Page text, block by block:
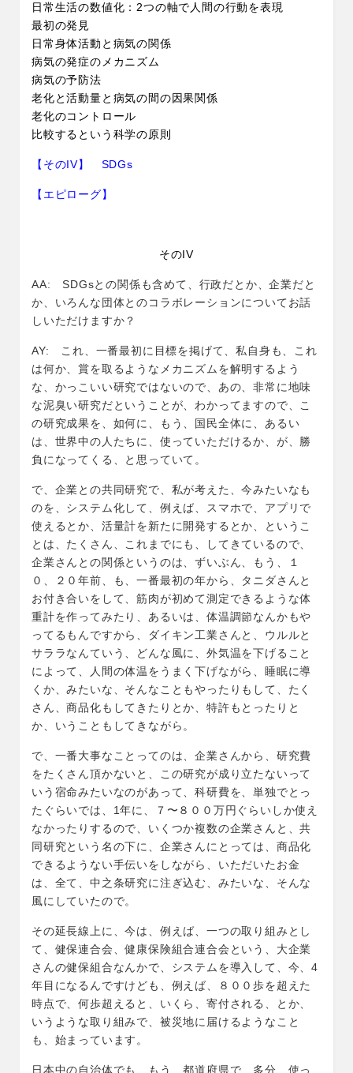
日常生活の数値化：2つの軸で人間の行動を表現
最初の発見
日常身体活動と病気の関係
病気の発症のメカニズム
病気の予防法
老化と活動量と病気の間の因果関係
老化のコントロール
比較するという科学の原則
【そのIV】 SDGs
【エピローグ】
そのIV
AA: SDGsとの関係も含めて、行政だとか、企業だと
か、いろんな団体とのコラボレーションについてお話
しいただけますか？
AY: これ、一番最初に目標を掲げて、私自身も、これ
は何か、賞を取るようなメカニズムを解明するよう
な、かっこいい研究ではないので、あの、非常に地味
な泥臭い研究だということが、わかってますので、こ
の研究成果を、如何に、もう、国民全体に、あるい
は、世界中の人たちに、使っていただけるか、が、勝
負になってくる、と思っていて。
で、企業との共同研究で、私が考えた、今みたいなも
のを、システム化して、例えば、スマホで、アプリで
使えるとか、活量計を新たに開発するとか、というこ
とは、たくさん、これまでにも、してきているので、
企業さんとの関係というのは、ずいぶん、もう、１
０、２０年前、も、一番最初の年から、タニダさんと
お付き合いをして、筋肉が初めて測定できるような体
重計を作ってみたり、あるいは、体温調節なんかもや
ってるもんですから、ダイキン工業さんと、ウルルと
サララなんていう、どんな風に、外気温を下げること
によって、人間の体温をうまく下げながら、睡眠に導
くか、みたいな、そんなこともやったりもして、たく
さん、商品化もしてきたりとか、特許もとったりと
か、いうこともしてきながら。
で、一番大事なことってのは、企業さんから、研究費
をたくさん頂かないと、この研究が成り立たないって
いう宿命みたいなのがあって、科研費を、単独でとっ
たぐらいでは、1年に、７〜８００万円ぐらいしか使え
なかったりするので、いくつか複数の企業さんと、共
同研究という名の下に、企業さんにとっては、商品化
できるようない手伝いをしながら、いただいたお金
は、全て、中之条研究に注ぎ込む、みたいな、そんな
風にしていたので。
その延長線上に、今は、例えば、一つの取り組みとし
て、健保連合会、健康保険組合連合会という、大企業
さんの健保組合なんかで、システムを導入して、今、4
年目になるんですけども、例えば、８００歩を超えた
時点で、何歩超えると、いくら、寄付される、とか、
いうような取り組みで、被災地に届けるようなこと
も、始まっています。
日本中の自治体でも、もう、都道府県で、多分、使っ